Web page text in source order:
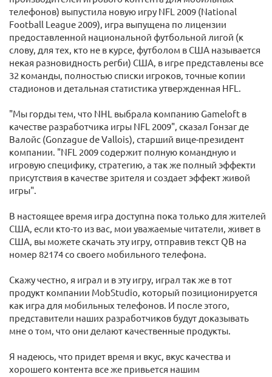
телефонов) выпустила новую игру NFL 2009 (National
Football League 2009), игра выпущена по лицензии
предоставленной национальной футбольной лигой (к
слову, для тех, кто не в курсе, футболом в США называется
некая разновидность регби) США, в игре представлены все
32 команды, полностью списки игроков, точные копии
стадионов и детальная статистика утвержденная HFL.
"Мы горды тем, что NHL выбрала компанию Gameloft в
качестве разработчика игры NFL 2009", сказал Гонзаг де
Валойс (Gonzague de Vallois), старший вице-президент
компании. "NFL 2009 содержит полную командную и
игровую специфику, стратегию, а так же полный эффекти
присутствия в качестве зрителя и создает эффект живой
игры".
В настоящее время игра доступна пока только для жителей
США, если кто-то из вас, мои уважаемые читатели, живет в
США, вы можете скачать эту игру, отправив текст QB на
номер 82174 со своего мобильного телефона.
Скажу честно, я играл и в эту игру, играл так же в тот
продукт компании MobStudio, который позиционируется
как игра для мобильных телефонов. И после этого,
представители наших разработчиков будут доказывать
мне о том, что они делают качественные продукты.
Я надеюсь, что придет время и вкус, вкус качества и
хорошего контента все же привьется нашим